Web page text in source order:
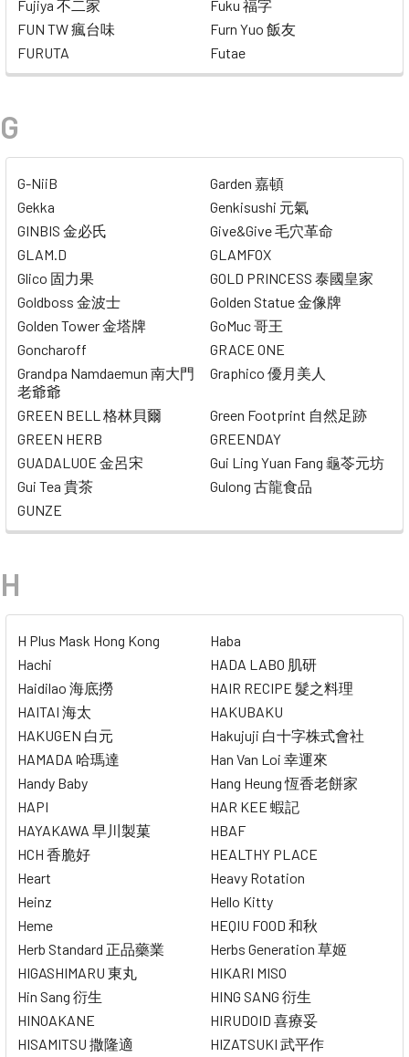
Fujiya 不二家
Fuku 福字
FUN TW 瘋台味
Furn Yuo 飯友
FURUTA
Futae
G
G-NiiB
Garden 嘉頓
Gekka
Genkisushi 元氣
GINBIS 金必氏
Give&Give 毛穴革命
GLAM.D
GLAMFOX
Glico 固力果
GOLD PRINCESS 泰國皇家
Goldboss 金波士
Golden Statue 金像牌
Golden Tower 金塔牌
GoMuc 哥王
Goncharoff
GRACE ONE
Grandpa Namdaemun 南大門
老爺爺
Graphico 優月美人
GREEN BELL 格林貝爾
Green Footprint 自然足跡
GREEN HERB
GREENDAY
GUADALUOE 金呂宋
Gui Ling Yuan Fang 龜苓元坊
Gui Tea 貴茶
Gulong 古龍食品
GUNZE
H
H Plus Mask Hong Kong
Haba
Hachi
HADA LABO 肌研
Haidilao 海底撈
HAIR RECIPE 髮之料理
HAITAI 海太
HAKUBAKU
HAKUGEN 白元
Hakujuji 白十字株式會社
HAMADA 哈瑪達
Han Van Loi 幸運來
Handy Baby
Hang Heung 恆香老餅家
HAPI
HAR KEE 蝦記
HAYAKAWA 早川製菓
HBAF
HCH 香脆好
HEALTHY PLACE
Heart
Heavy Rotation
Heinz
Hello Kitty
Heme
HEQIU FOOD 和秋
Herb Standard 正品藥業
Herbs Generation 草姬
HIGASHIMARU 東丸
HIKARI MISO
Hin Sang 衍生
HING SANG 衍生
HINOAKANE
HIRUDOID 喜療妥
HISAMITSU 撒隆適
HIZATSUKI 武平作